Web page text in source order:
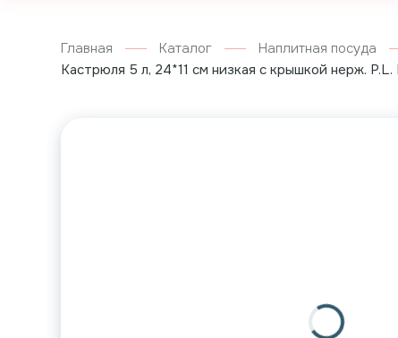
Главная Каталог Наплитная посуда
Кастрюля 5 л, 24*11 см низкая с крышкой нерж.